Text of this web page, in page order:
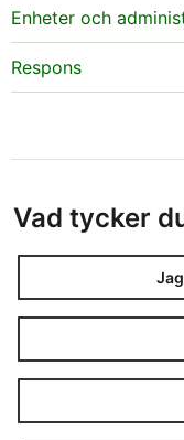
Enheter och
Respons
Vad tycker